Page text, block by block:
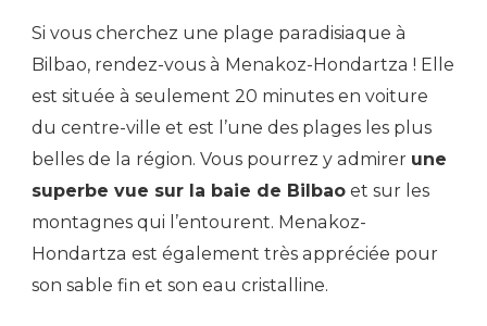
Si vous cherchez une plage paradisiaque à
Bilbao, rendez-vous à Menakoz-Hondartza ! Elle
est située à seulement 20 minutes en voiture
du centre-ville et est l’une des plages les plus
belles de la région. Vous pourrez y admirer une
superbe vue sur la baie de Bilbao et sur les
montagnes qui l’entourent. Menakoz-
Hondartza est également très appréciée pour
son sable fin et son eau cristalline.